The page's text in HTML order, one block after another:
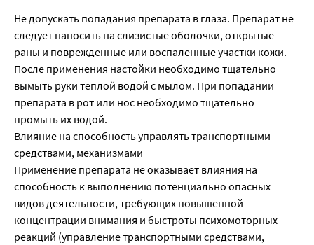
Не допускать попадания препарата в глаза. Препарат не
следует наносить на слизистые оболочки, открытые
раны и поврежденные или воспаленные участки кожи.
После применения настойки необходимо тщательно
вымыть руки теплой водой с мылом. При попадании
препарата в рот или нос необходимо тщательно
промыть их водой.
Влияние на способность управлять транспортными
средствами, механизмами
Применение препарата не оказывает влияния на
способность к выполнению потенциально опасных
видов деятельности, требующих повышенной
концентрации внимания и быстроты психомоторных
реакций (управление транспортными средствами,